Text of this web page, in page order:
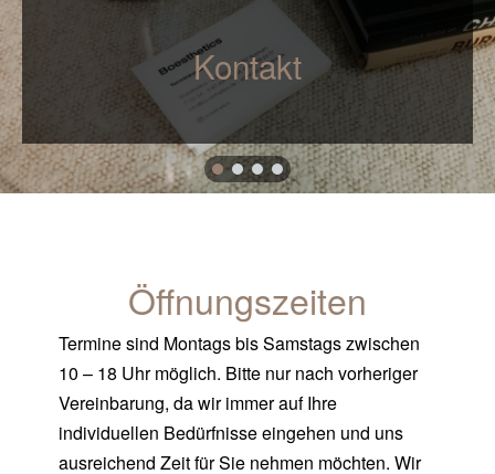
Kontakt
Öffnungszeiten
Termine sind Montags bis Samstags zwischen
10 – 18 Uhr möglich. Bitte nur nach vorheriger
Vereinbarung, da wir immer auf Ihre
individuellen Bedürfnisse eingehen und uns
ausreichend Zeit für Sie nehmen möchten. Wir